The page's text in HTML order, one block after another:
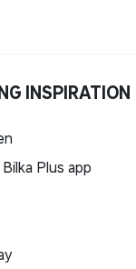
INSPIRATION
Plus app